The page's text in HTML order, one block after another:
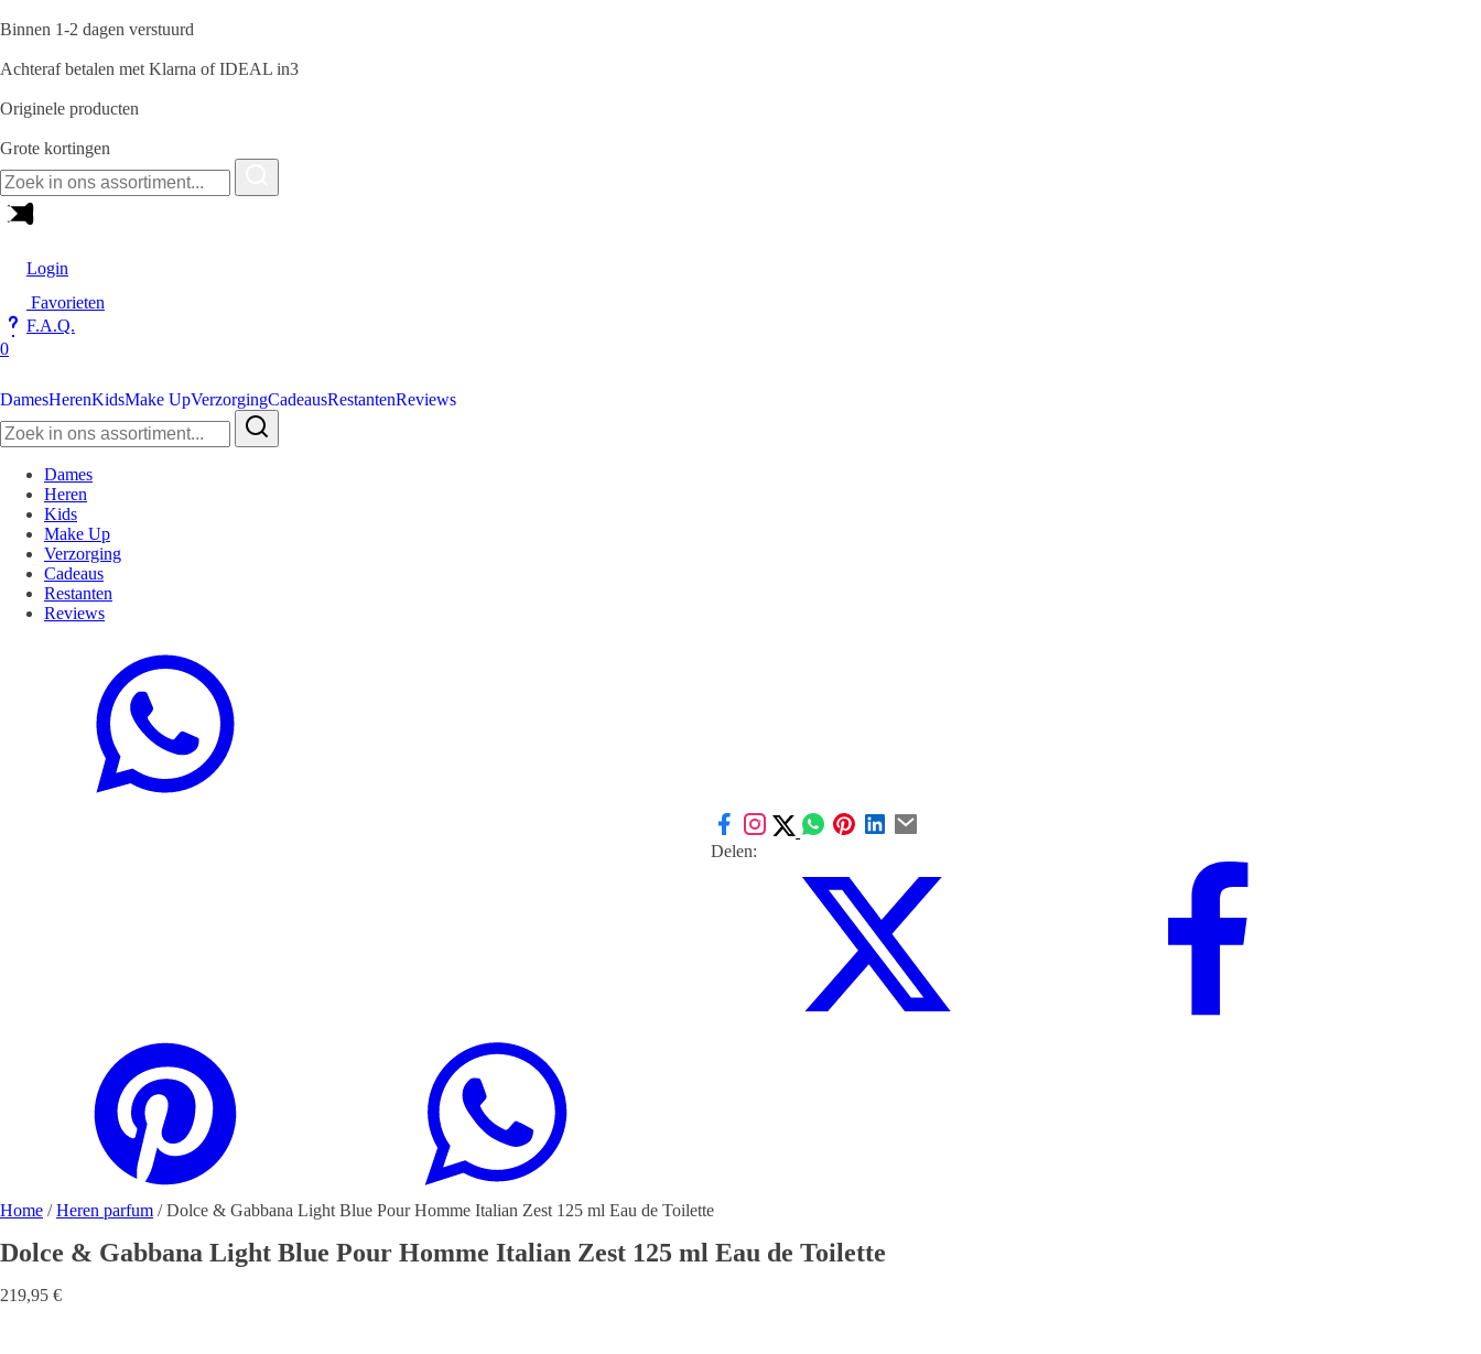
Binnen 1-2 dagen verstuurd
Achteraf betalen met Klarna of IDEAL in3
Originele producten
Grote kortingen
Zoeken
naar:
Login
Favorieten
F.A.Q.
0
DamesHerenKidsMake UpVerzorgingCadeausRestantenReviews
Zoeken
naar:
Dames
Heren
Kids
Make Up
Verzorging
Cadeaus
Restanten
Reviews
Delen:
Home /Heren parfum / Dolce & Gabbana Light Blue Pour Homme Italian Zest 125 ml Eau de Toilette
Dolce & Gabbana Light Blue Pour Homme Italian Zest 125 ml Eau de Toilette
219,95 €